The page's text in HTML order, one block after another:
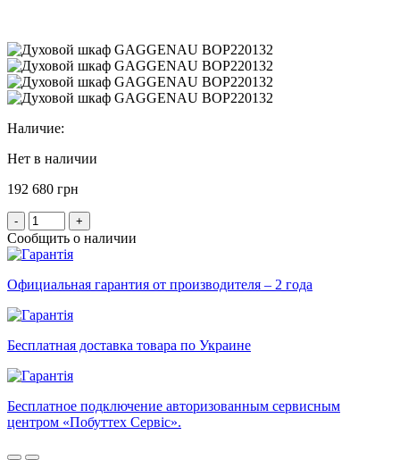
Наличие:
Нет в наличии
192 680 грн
- +
Сообщить о наличии
Официальная гарантия от производителя – 2 года
Бесплатная доставка товара по Украине
Бесплатное подключение авторизованным сервисным
центром «Побуттех Сервіс».